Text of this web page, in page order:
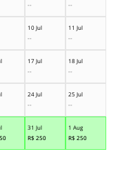
--
--
10 Jul
--
11 Jul
--
17 Jul
--
18 Jul
--
24 Jul
--
25 Jul
--
31 Jul
R$ 250
1 Aug
R$ 250